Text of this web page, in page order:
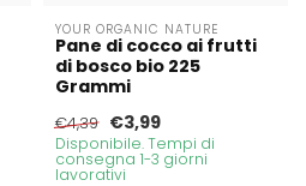
YOUR ORGANIC NATURE
Pane di cocco ai frutti
di bosco bio 225
Grammi
€4,39 €3,99
Disponibile. Tempi di
consegna 1-3 giorni
lavorativi